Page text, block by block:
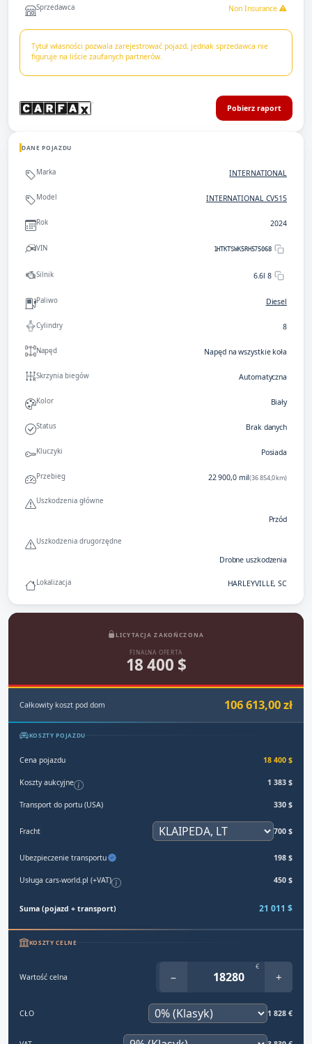
Sprzedawca Non Insurance
Tytuł własności pozwala zarejestrować pojazd, jednak sprzedawca nie
figuruje na liście zaufanych partnerów.
Pobierz raport
DANE POJAZDU
Marka INTERNATIONAL
Model INTERNATIONAL CV515
Rok 2024
VIN 1HTKTSWK5RH575068
Silnik 6.6l 8
Paliwo Diesel
Cylindry 8
Napęd Napęd na wszystkie koła
Skrzynia biegów Automatyczna
Kolor Biały
Status Brak danych
Kluczyki Posiada
Przebieg 22 900,0 mil(36 854,0 km)
Uszkodzenia główne
Przód
Uszkodzenia drugorzędne
Drobne uszkodzenia
Lokalizacja HARLEYVILLE, SC
LICYTACJA ZAKOŃCZONA
FINALNA OFERTA
18 400 $
Całkowity koszt pod dom 106 613,00 zł
KOSZTY POJAZDU
Cena pojazdu 18 400 $
Koszty aukcyjne 1 383 $
Transport do portu (USA) 330 $
Fracht 700 $
Ubezpieczenie transportu 198 $
Usługa cars-world.pl (+VAT) 450 $
Suma (pojazd + transport) 21 011 $
KOSZTY CELNE
Wartość celna −
€
+
CŁO 1 828 €